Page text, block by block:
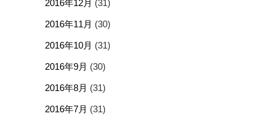
2016年12月 (31)
2016年11月 (30)
2016年10月 (31)
2016年9月 (30)
2016年8月 (31)
2016年7月 (31)